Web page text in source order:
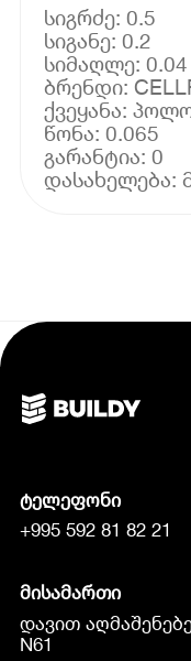
სიგრძე: 0.5
სიგანე: 0.2
სიმაღლე: 0.04
ბრენდი:
ქვეყანა:
წონა: 0.065
გარანტია: 0
ტელეფონი
+995 592 81 82 21
მისამართი
დავით
N61